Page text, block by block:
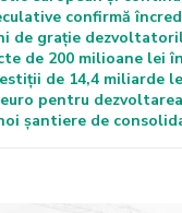
confirmă
de grație
de 200 milioane lei
de 14,4 miliarde
pentru
șantiere de